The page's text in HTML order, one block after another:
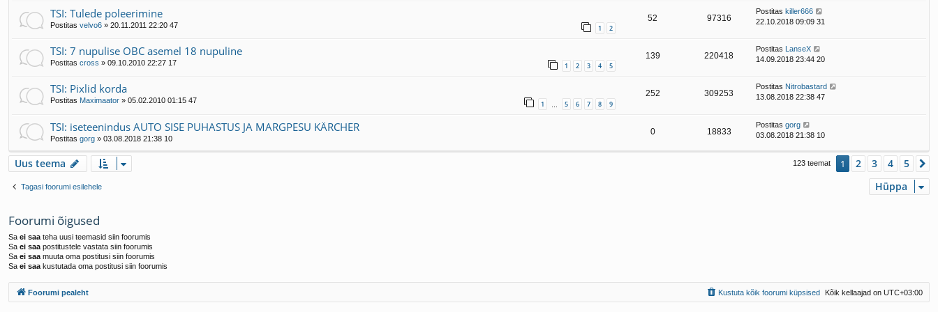
TSI: Tulede poleerimine
Postitas velvo6 » 20.11.2011 22:20 47 1 2
52 97316
Postitas killer666
22.10.2018 09:09 31
TSI: 7 nupulise OBC asemel 18 nupuline
Postitas cross » 09.10.2010 22:27 17 1 2 3 4 5
139 220418
Postitas
LanseX
14.09.2018 23:44 20
TSI: Pixlid korda
Postitas Maximaator » 05.02.2010 01:15 47 1 5 6 7 8 9
252 309253
Postitas Nitrobastard
13.08.2018 22:38 47
TSI: iseteenindus AUTO SISE PUHASTUS JA MARGPESU KÄRCHER
Postitas gorg » 03.08.2018 21:38 10
0 18833
Postitas gorg
03.08.2018 21:38 10
Uus teema 123 teemat 1 2 3 4 5
Tagasi foorumi esilehele Hüppa
Foorumi õigused
Sa ei saa teha uusi teemasid siin foorumis
Sa ei saa postitustele vastata siin foorumis
Sa ei saa muuta oma postitusi siin foorumis
Sa ei saa kustutada oma postitusi siin foorumis
Foorumi pealeht Kõik kellaajad on UTC+03:00
Kustuta kõik foorumi küpsised